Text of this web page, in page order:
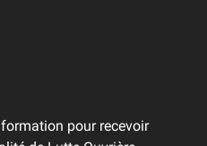
pour recevoir